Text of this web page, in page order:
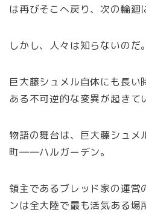
は再びそこへ戻り、次の輪廻
しかし、人々は知らないのだ。
巨大藤シュメル自体にも長い
ある不可逆的な変異が起き
物語の舞台は、巨大藤シュメ
町――ハルガーデン。
領主であるブレッド家の運営
ンは全大陸で最も活気ある場